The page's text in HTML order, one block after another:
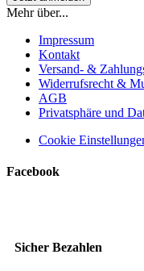
Mehr über...
Impressum
Kontakt
Versand- &
Widerrufsrecht &
AGB
Privatsphäre und
Cookie
Facebook
Sicher Bezahlen